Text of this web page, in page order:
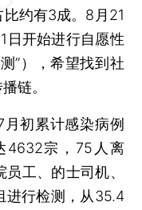
约有3成。8月21
日开始进行自愿性
”），希望找到社
链。
初累计感染病例
4632宗，75人离
工、的士司机、
进行检测，从35.4